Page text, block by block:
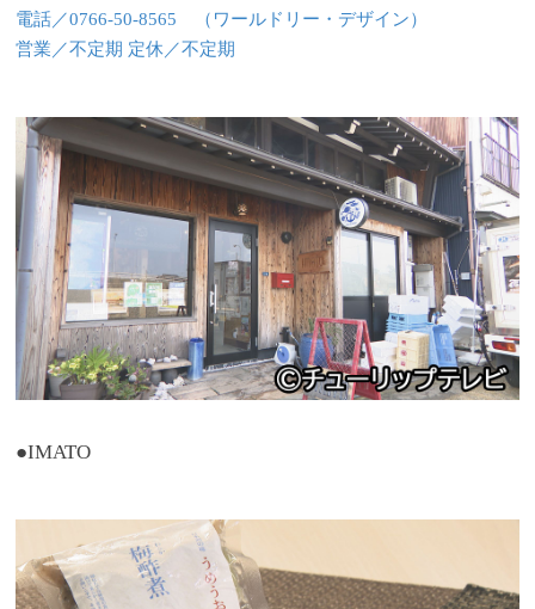
電話／0766-50-8565 （ワールドリー・デザイン）
営業／不定期 定休／不定期
●IMATO